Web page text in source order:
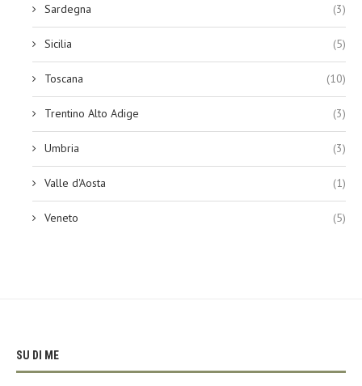
Sardegna (3)
Sicilia (5)
Toscana (10)
Trentino Alto Adige (3)
Umbria (3)
Valle d'Aosta (1)
Veneto (5)
SU DI ME